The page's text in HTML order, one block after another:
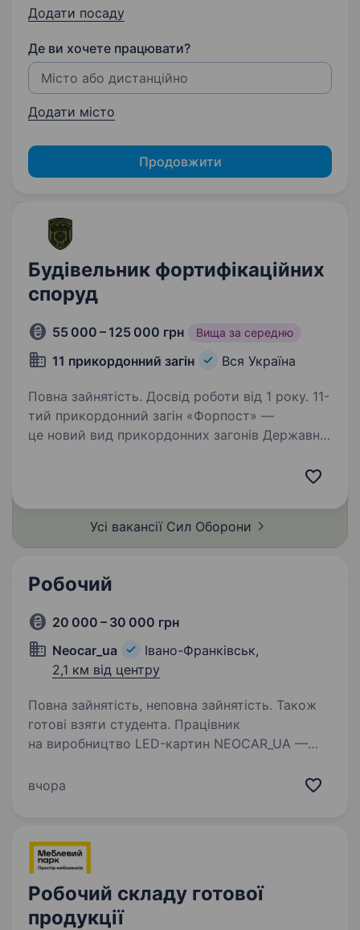
Додати посаду
Де ви хочете працювати?
Додати місто
Продовжити
Будівельник фортифікаційних
споруд
55 000 – 125 000 грн Вища за середню
11 прикордонний загін Вся Україна
Повна зайнятість. Досвід роботи від 1 року. 11-
тий прикордонний загін «Форпост» —
це новий вид прикордонних загонів Державної
Новостворені загони…
Усі вакансії Сил Оборони
Робочий
20 000 – 30 000 грн
Neocar_ua
Івано-Франківськ,
2,1 км від центру
Повна зайнятість, неповна зайнятість. Також
готові взяти студента. Працівник
на виробництво LED-картин NEOCAR_UA —
картин для автомобільних ентузіастів.
У зв’язку…
вчора
Робочий складу готової
продукції